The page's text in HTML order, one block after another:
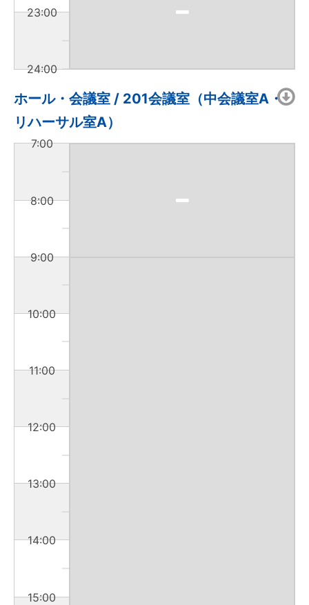
23:00
24:00
ホール・会議室 / 201会議室（中会議室A・
リハーサル室A）
7:00
8:00
9:00
10:00
11:00
12:00
13:00
14:00
15:00